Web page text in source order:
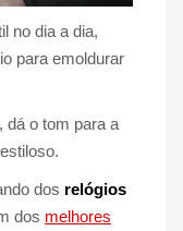
no dia a dia,
para emoldurar
dá o tom para a
dos relógios
dos melhores